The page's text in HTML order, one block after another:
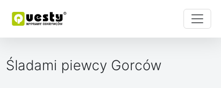
Śladami piewcy Gorców